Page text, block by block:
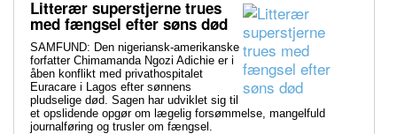
Litterær superstjerne trues
med fængsel efter søns død
SAMFUND: Den nigeriansk-amerikanske
forfatter Chimamanda Ngozi Adichie er i
åben konflikt med privathospitalet
Euracare i Lagos efter sønnens
pludselige død. Sagen har udviklet sig til
et opslidende opgør om lægelig forsømmelse, mangelfuld
journalføring og trusler om fængsel.